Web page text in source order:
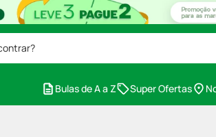
Bulas de A a Z Super Ofertas